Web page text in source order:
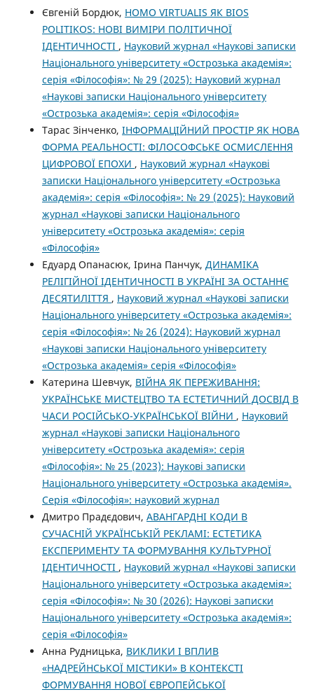
Євгеній Бордюк, HOMO VIRTUALIS ЯК BIOS
POLITIKOS: НОВІ ВИМІРИ ПОЛІТИЧНОЇ
ІДЕНТИЧНОСТІ , Науковий журнал «Наукові записки
Національного університету «Острозька академія»:
серія «Філософія»: № 29 (2025): Науковий журнал
«Наукові записки Національного університету
«Острозька академія»: серія «Філософія»
Тарас Зінченко, ІНФОРМАЦІЙНИЙ ПРОСТІР ЯК НОВА
ФОРМА РЕАЛЬНОСТІ: ФІЛОСОФСЬКЕ ОСМИСЛЕННЯ
ЦИФРОВОЇ ЕПОХИ , Науковий журнал «Наукові
записки Національного університету «Острозька
академія»: серія «Філософія»: № 29 (2025): Науковий
журнал «Наукові записки Національного
університету «Острозька академія»: серія
«Філософія»
Едуард Опанасюк, Ірина Панчук, ДИНАМІКА
РЕЛІГІЙНОЇ ІДЕНТИЧНОСТІ В УКРАЇНІ ЗА ОСТАННЄ
ДЕСЯТИЛІТТЯ , Науковий журнал «Наукові записки
Національного університету «Острозька академія»:
серія «Філософія»: № 26 (2024): Науковий журнал
«Наукові записки Національного університету
«Острозька академія» серія «Філософія»
Катерина Шевчук, ВІЙНА ЯК ПЕРЕЖИВАННЯ:
УКРАЇНСЬКЕ МИСТЕЦТВО ТА ЕСТЕТИЧНИЙ ДОСВІД В
ЧАСИ РОСІЙСЬКО-УКРАЇНСЬКОЇ ВІЙНИ , Науковий
журнал «Наукові записки Національного
університету «Острозька академія»: серія
«Філософія»: № 25 (2023): Наукові записки
Національного університету «Острозька академія».
Серія «Філо­софія»: науковий журнал
Дмитро Прадєдович, АВАНГАРДНІ КОДИ В
СУЧАСНІЙ УКРАЇНСЬКІЙ РЕКЛАМІ: ЕСТЕТИКА
ЕКСПЕРИМЕНТУ ТА ФОРМУВАННЯ КУЛЬТУРНОЇ
ІДЕНТИЧНОСТІ , Науковий журнал «Наукові записки
Національного університету «Острозька академія»:
серія «Філософія»: № 30 (2026): Наукові записки
Національного університету «Острозька академія»:
серія «Філософія»
Анна Рудницька, ВИКЛИКИ І ВПЛИВ
«НАДРЕЙНСЬКОЇ МІСТИКИ» В КОНТЕКСТІ
ФОРМУВАННЯ НОВОЇ ЄВРОПЕЙСЬКОЇ